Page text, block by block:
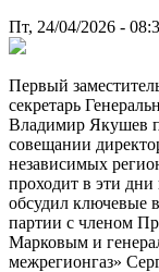
Пт, 24/04/2026 -
Первый
секретарь
Владимир Якушев
совещании
независимых
проходит в эти
обсудил ключевые
партии с членом
Марковым и
межрегионгаз»